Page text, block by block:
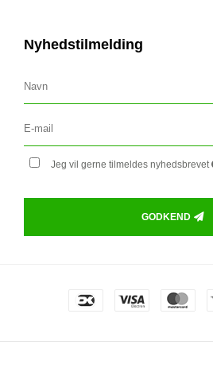
Nyhedstilmelding
Jeg vil gerne tilmeldes nyhedsbrevet
GODKEND